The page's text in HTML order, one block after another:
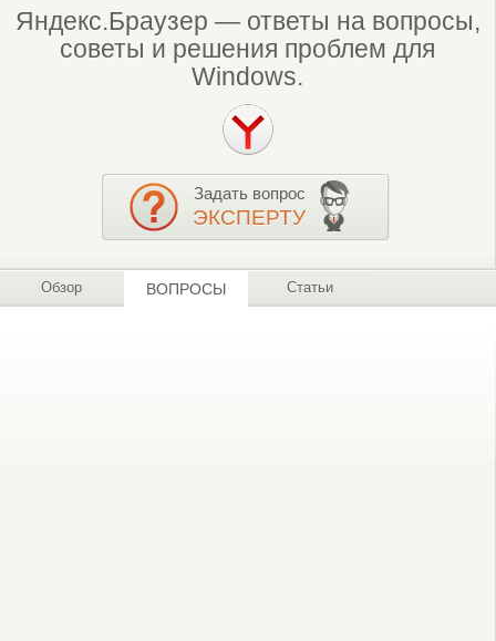
Яндекс.Браузер — ответы на вопросы,
советы и решения проблем для
Windows.
Задать вопрос
ЭКСПЕРТУ
Обзор ВОПРОСЫ Статьи